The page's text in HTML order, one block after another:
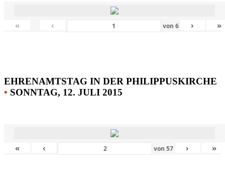
« ‹ von 6 › »
EHRENAMTSTAG IN DER PHILIPPUSKIRCHE
• SONNTAG, 12. JULI 2015
« ‹ von57 › »